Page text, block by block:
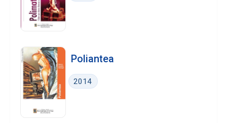
Poliantea
2014